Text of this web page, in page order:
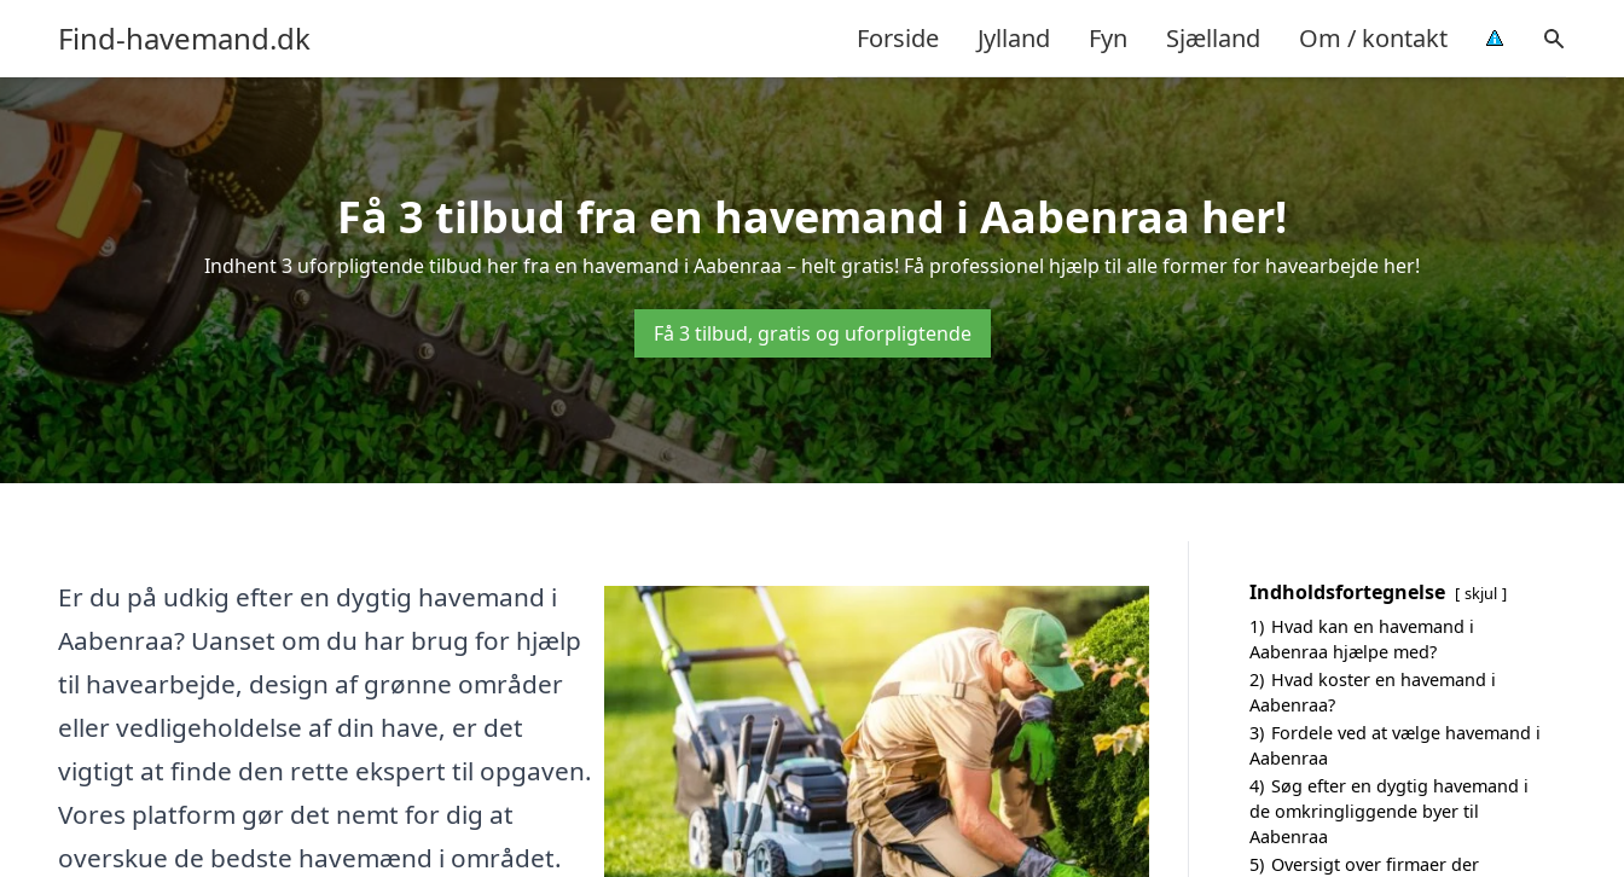
Find-havemand.dk Forside Jylland Fyn Sjælland Om / kontakt
Få 3 tilbud fra en havemand i Aabenraa her!
Indhent 3 uforpligtende tilbud her fra en havemand i Aabenraa – helt gratis! Få professionel hjælp til alle former for havearbejde her!
Få 3 tilbud, gratis og uforpligtende
Er du på udkig efter en dygtig havemand i
Aabenraa? Uanset om du har brug for hjælp
til havearbejde, design af grønne områder
eller vedligeholdelse af din have, er det
vigtigt at finde den rette ekspert til opgaven.
Vores platform gør det nemt for dig at
overskue de bedste havemænd i området.
Indholdsfortegnelse skjul
1) Hvad kan en havemand i
Aabenraa hjælpe med?
2) Hvad koster en havemand i
Aabenraa?
3) Fordele ved at vælge havemand i
Aabenraa
4) Søg efter en dygtig havemand i
de omkringliggende byer til
Aabenraa
5) Oversigt over firmaer der